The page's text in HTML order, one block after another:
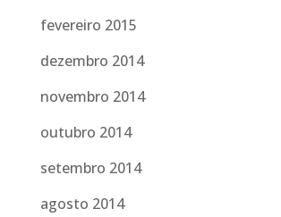
fevereiro 2015
dezembro 2014
novembro 2014
outubro 2014
setembro 2014
agosto 2014